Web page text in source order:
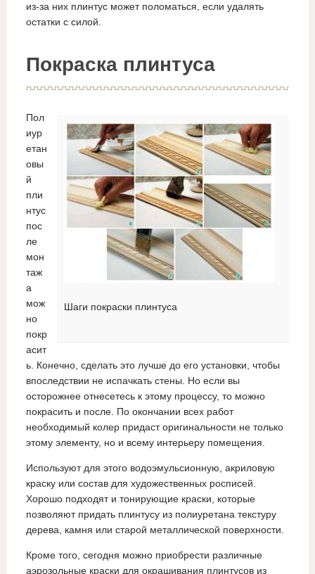
из-за них плинтус может поломаться, если удалять
остатки с силой.
Покраска плинтуса
Шаги покраски плинтуса
Пол
иур
етан
овы
й
пли
нтус
пос
ле
мон
таж
а
мож
но
покр
асит
ь. Конечно, сделать это лучше до его установки, чтобы
впоследствии не испачкать стены. Но если вы
осторожнее отнесетесь к этому процессу, то можно
покрасить и после. По окончании всех работ
необходимый колер придаст оригинальности не только
этому элементу, но и всему интерьеру помещения.
Используют для этого водоэмульсионную, акриловую
краску или состав для художественных росписей.
Хорошо подходят и тонирующие краски, которые
позволяют придать плинтусу из полиуретана текстуру
дерева, камня или старой металлической поверхности.
Кроме того, сегодня можно приобрести различные
аэрозольные краски для окрашивания плинтусов из